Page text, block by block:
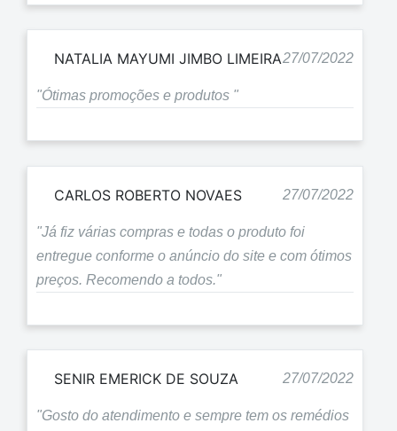
NATALIA MAYUMI JIMBO LIMEIRA27/07/2022
"Ótimas promoções e produtos "
CARLOS ROBERTO NOVAES 27/07/2022
"Já fiz várias compras e todas o produto foi
entregue conforme o anúncio do site e com ótimos
preços. Recomendo a todos."
SENIR EMERICK DE SOUZA 27/07/2022
"Gosto do atendimento e sempre tem os remédios